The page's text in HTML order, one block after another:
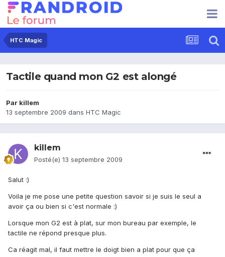
HTC Magic
Tactile quand mon G2 est alongé
Par killem
13 septembre 2009 dans HTC Magic
killem
Posté(e) 13 septembre 2009
Salut :)
Voila je me pose une petite question savoir si je suis le seul a
avoir ça ou bien si c'est normale :)
Lorsque mon G2 est à plat, sur mon bureau par exemple, le
tactile ne répond presque plus.
Ca réagit mal, il faut mettre le doigt bien a plat pour que ça